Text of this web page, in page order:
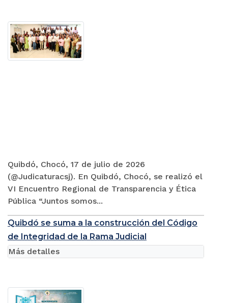
Quibdó, Chocó, 17 de julio de 2026
(@Judicaturacsj). En Quibdó, Chocó, se realizó el
VI Encuentro Regional de Transparencia y Ética
Pública “Juntos somos...
Quibdó se suma a la construcción del Código
de Integridad de la Rama Judicial
Más detalles